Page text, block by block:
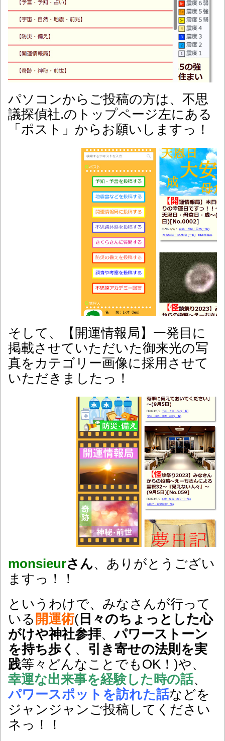
パソコンからご投稿の方は、不思
議探偵社.のトップページ左にある
「ポスト」からお願いしますっ！
そして、【開運情報局】一発目に
掲載させていただいた御来光の写
真をカテゴリー画像に採用させて
いただきましたっ！
monsieurさん、ありがとうござい
ますっ！！
という わけで、みなさんが行って
いる 開運術( 日々のちょっとした心
がけや神社参拝、パワーストーン
を持ち歩く 、 引き寄せの法則を実
践等々どんなことでもOK！)や、
幸運な出来事を経験した時の話、
パワースポットを訪れた話などを
ジャンジャンご投稿してください
ネっ！！